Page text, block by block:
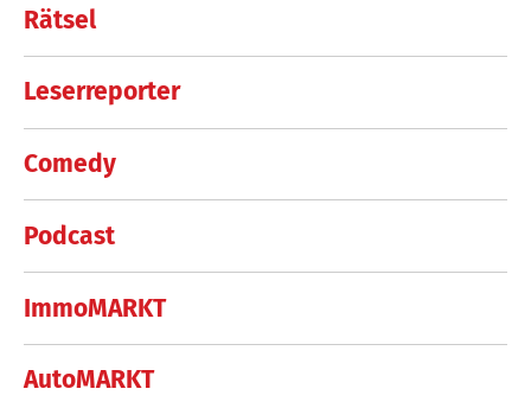
Rätsel
Leserreporter
Comedy
Podcast
ImmoMARKT
AutoMARKT